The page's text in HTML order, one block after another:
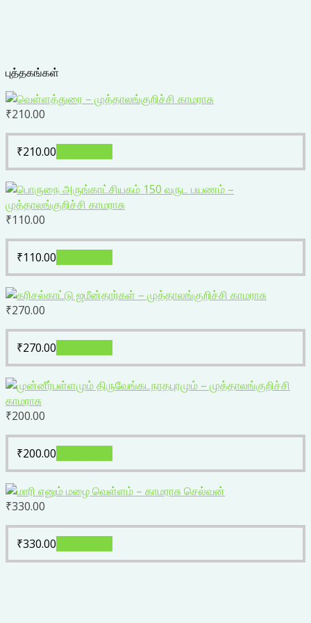
புத்தகங்கள்
₹210.00
₹210.00
₹110.00
₹110.00
₹270.00
₹270.00
₹200.00
₹200.00
₹330.00
₹330.00